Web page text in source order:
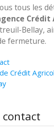
tous les
Crédit
Bellay,
fermeture.
Crédit
contact